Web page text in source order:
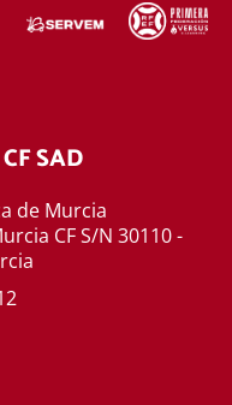
SAD
de Murcia
CF S/N 30110 -